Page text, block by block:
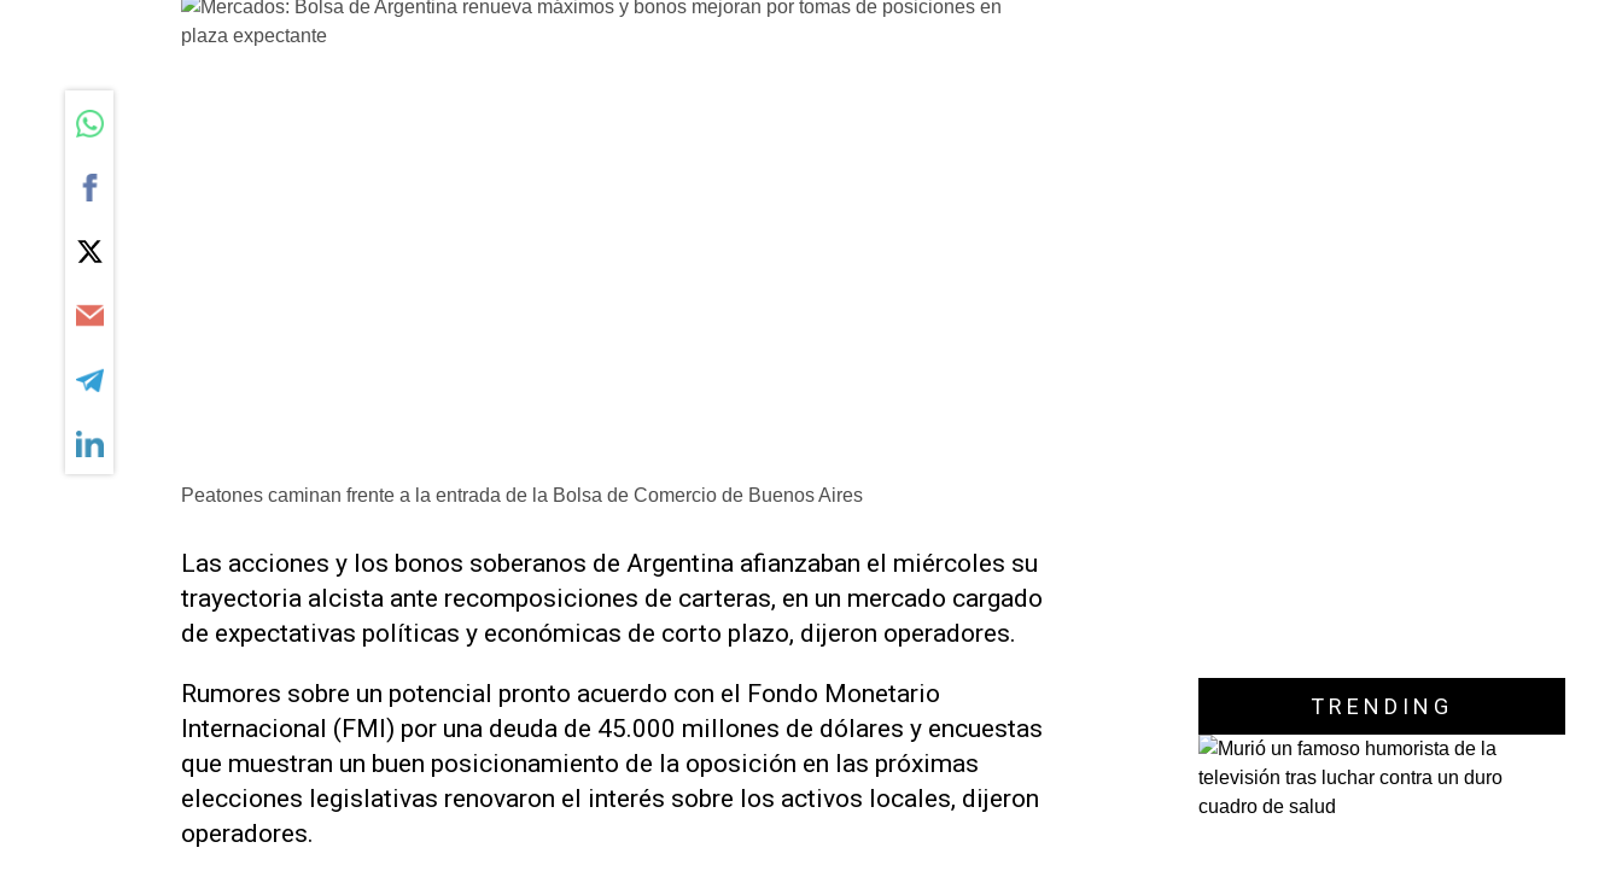
Peatones caminan frente a la entrada de la Bolsa de Comercio de Buenos Aires
Las acciones y los bonos soberanos de Argentina afianzaban el miércoles su
trayectoria alcista ante recomposiciones de carteras, en un mercado cargado
de expectativas políticas y económicas de corto plazo, dijeron operadores.
Rumores sobre un potencial pronto acuerdo con el Fondo Monetario
Internacional (FMI) por una deuda de 45.000 millones de dólares y encuestas
que muestran un buen posicionamiento de la oposición en las próximas
elecciones legislativas renovaron el interés sobre los activos locales, dijeron
operadores.
TRENDING